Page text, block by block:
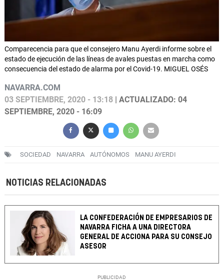
Comparecencia para que el consejero Manu Ayerdi informe sobre el
estado de ejecución de las líneas de avales puestas en marcha como
consecuencia del estado de alarma por el Covid-19. MIGUEL OSÉS
NAVARRA.COM
03 SEPTIEMBRE, 2020 - 13:18 | ACTUALIZADO: 04
SEPTIEMBRE, 2020 - 16:09
SOCIEDAD NAVARRA AUTÓNOMOS MANU AYERDI
NOTICIAS RELACIONADAS
LA CONFEDERACIÓN DE EMPRESARIOS DE
NAVARRA FICHA A UNA DIRECTORA
GENERAL DE ACCIONA PARA SU CONSEJO
ASESOR